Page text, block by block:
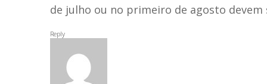
de julho ou no primeiro de agosto
Reply